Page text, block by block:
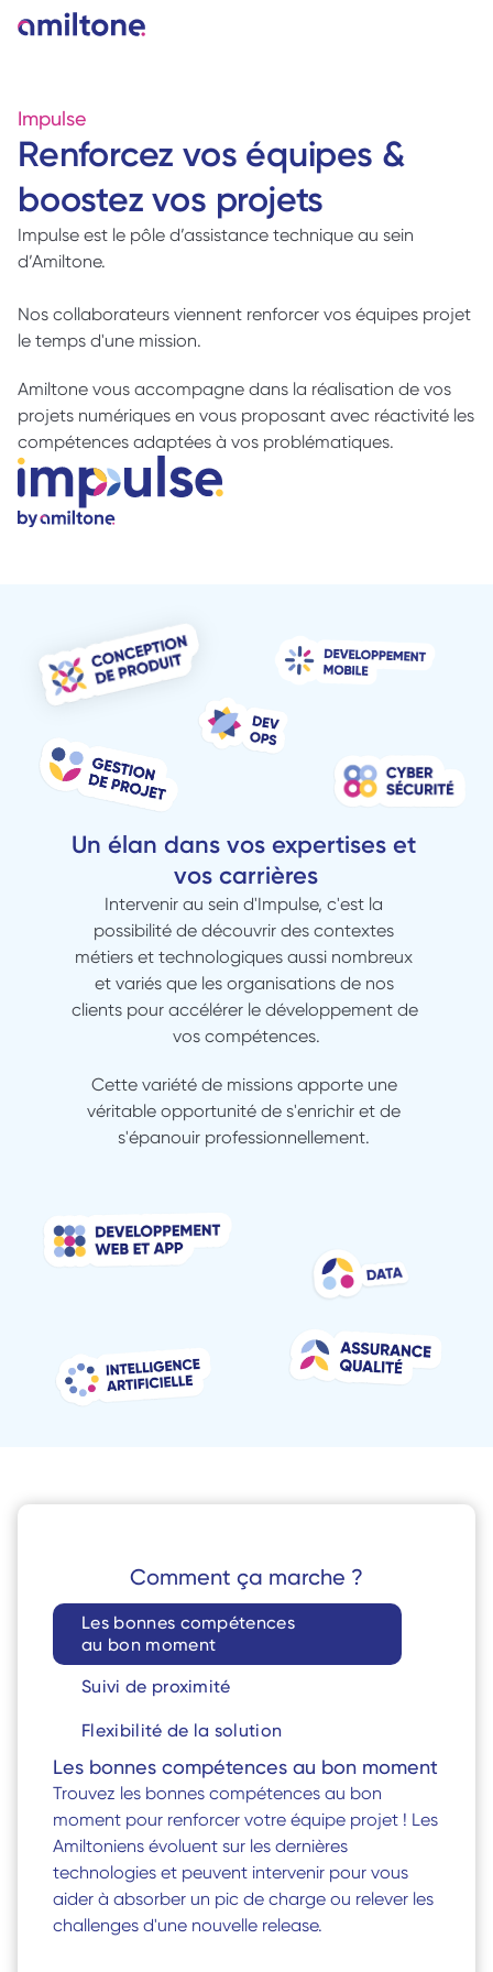
Impulse
Renforcez vos équipes &
boostez vos projets
Impulse est le pôle d’assistance technique au sein
d’Amiltone.
Nos collaborateurs viennent renforcer vos équipes projet
le temps d'une mission.
Amiltone vous accompagne dans la réalisation de vos
projets numériques en vous proposant avec réactivité les
compétences adaptées à vos problématiques.
👀
Un élan dans vos expertises et
vos carrières
Intervenir au sein d'Impulse, c'est la
possibilité de découvrir des contextes
métiers et technologiques aussi nombreux
et variés que les organisations de nos
clients pour accélérer le développement de
vos compétences.
Cette variété de missions apporte une
véritable opportunité de s'enrichir et de
s'épanouir professionnellement.
Comment ça marche ?
Les bonnes compétences
au bon moment
Suivi de proximité
Flexibilité de la solution
Les bonnes compétences au bon moment
Trouvez les bonnes compétences au bon
moment pour renforcer votre équipe projet ! Les
Amiltoniens évoluent sur les dernières
technologies et peuvent intervenir pour vous
aider à absorber un pic de charge ou relever les
challenges d'une nouvelle release.